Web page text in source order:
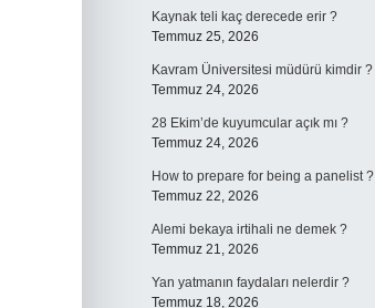
Kaynak teli kaç derecede erir ?
Temmuz 25, 2026
Kavram Üniversitesi müdürü kimdir ?
Temmuz 24, 2026
28 Ekim’de kuyumcular açık mı ?
Temmuz 24, 2026
How to prepare for being a panelist ?
Temmuz 22, 2026
Alemi bekaya irtihali ne demek ?
Temmuz 21, 2026
Yan yatmanın faydaları nelerdir ?
Temmuz 18, 2026